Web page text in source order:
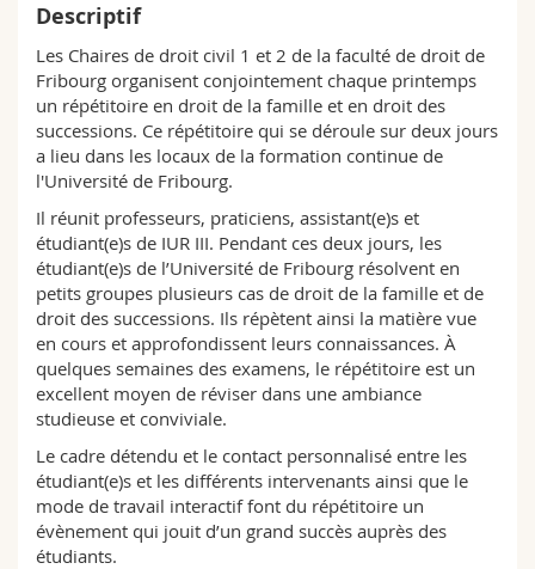
Formation continue
Lettres et sciences humaines
Sciences de l'éducation et de la formation
Sciences et médecine
Interfacultaire
Etudiants
Médias
Chercheurs
Collaborateurs
Doctorants
Annuaire du personnel
Plan d'accès
Bibliothèques
Webmail
Programme des cours
MyUnifr
Descriptif
Les Chaires de droit civil 1 et 2 de la faculté de droit de
Fribourg organisent conjointement chaque printemps
un répétitoire en droit de la famille et en droit des
successions. Ce répétitoire qui se déroule sur deux jours
a lieu dans les locaux de la formation continue de
l'Université de Fribourg.
Il réunit professeurs, praticiens, assistant(e)s et
étudiant(e)s de IUR III. Pendant ces deux jours, les
étudiant(e)s de l’Université de Fribourg résolvent en
petits groupes plusieurs cas de droit de la famille et de
droit des successions. Ils répètent ainsi la matière vue
en cours et approfondissent leurs connaissances. À
quelques semaines des examens, le répétitoire est un
excellent moyen de réviser dans une ambiance
studieuse et conviviale.
Le cadre détendu et le contact personnalisé entre les
étudiant(e)s et les différents intervenants ainsi que le
mode de travail interactif font du répétitoire un
évènement qui jouit d’un grand succès auprès des
étudiants.